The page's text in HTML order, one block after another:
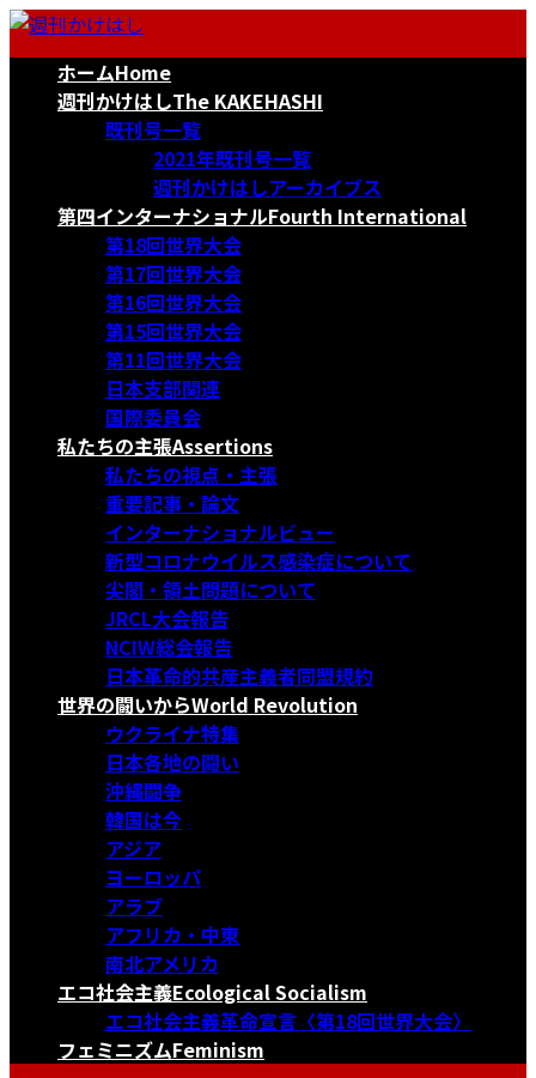
コ
ナ
ホームHome
週刊かけはしThe KAKEHASHI
既刊号一覧
2021年既刊号一覧
週刊かけはしアーカイブス
第四インターナショナルFourth International
第18回世界大会
第17回世界大会
第16回世界大会
第15回世界大会
第11回世界大会
日本支部関連
国際委員会
私たちの主張Assertions
私たちの視点・主張
重要記事・論文
インターナショナルビュー
新型コロナウイルス感染症について
尖閣・領土問題について
JRCL大会報告
NCIW総会報告
日本革命的共産主義者同盟規約
世界の闘いからWorld Revolution
ウクライナ特集
日本各地の闘い
沖縄闘争
韓国は今
アジア
ヨーロッパ
アラブ
アフリカ・中東
南北アメリカ
エコ社会主義Ecological Socialism
エコ社会主義革命宣言〈第18回世界大会〉
フェミニズムFeminism